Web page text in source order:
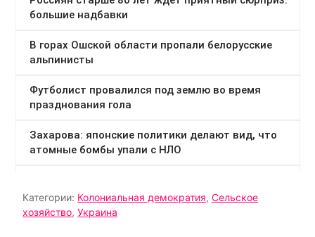
Категории: Колониальная демократия, Сельское
хозяйство, Украина